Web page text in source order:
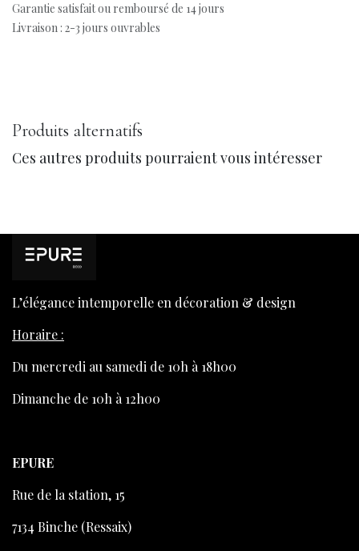
Garantie satisfait ou remboursé de 14 jours
Livraison : 2-3 jours ouvrables
Produits alternatifs
Ces autres produits pourraient vous intéresser
L’élégance intemporelle en décoration & design
Horaire :
Du mercredi au samedi de 10h à 18h00
Dimanche de 10h à 12h00
EPURE
Rue de la station, 15
7134 Binche (Ressaix)